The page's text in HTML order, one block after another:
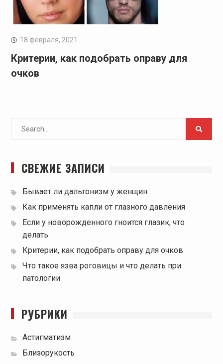
18 февраля, 2021
Критерии, как подобрать оправу для
очков
СВЕЖИЕ ЗАПИСИ
Бывает ли дальтонизм у женщин
Как применять капли от глазного давления
Если у новорожденного гноится глазик, что
делать
Критерии, как подобрать оправу для очков
Что такое язва роговицы и что делать при
патологии
РУБРИКИ
Астигматизм
Близорукость